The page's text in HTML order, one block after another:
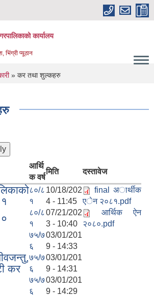
कार्यालय
भिंग्री प्यूठान
» कर तथा शुल्कहरु
आर्थि
क वर्ष
मिति दस्तावेज
८०/८
१
10/18/202
4 - 11:45
final अार्थीक
एेन २०८१.pdf
८०/८
१
07/21/202
3 - 10:40
आर्थिक ऐन
२०८०.pdf
७५/७
६
03/01/201
9 - 14:33
कर
७५/७
६
03/01/201
9 - 14:31
७५/७
६
03/01/201
9 - 14:29